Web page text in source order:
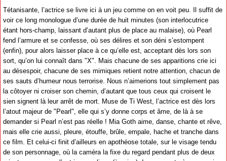
Tétanisante, l’actrice se livre ici à un jeu comme on en voit peu. Il suffit de
voir ce long monologue d’une durée de huit minutes (son interlocutrice
étant hors-champ, laissant d’autant plus de place au malaise), où Pearl
fend l’armure et se confesse, où ses délires et son déni s’estompent
(enfin), pour alors laisser place à ce qu’elle est, acceptant dès lors son
sort, qu’on lui connaît dans "X". Mais chacune de ses apparitions crie ici
au désespoir, chacune de ses mimiques retient notre attention, chacun de
ses sauts d’humeur nous terrorise. Nous n’aimerions tout simplement pas
la côtoyer ni croiser son chemin, d’autant que tous ceux qui croisent le
sien signent là leur arrêt de mort. Muse de Ti West, l’actrice est dès lors
l’atout majeur de "Pearl", elle qui s’y donne corps et âme, de là à se
demander si Pearl n’est pas réelle ! Mia Goth aime, danse, chante et rêve,
mais elle crie aussi, pleure, étouffe, brûle, empale, hache et tranche dans
ce film. Et celui-ci finit d’ailleurs en apothéose totale, sur le visage tendu
de son personnage, où la caméra la fixe du regard pendant plus de deux